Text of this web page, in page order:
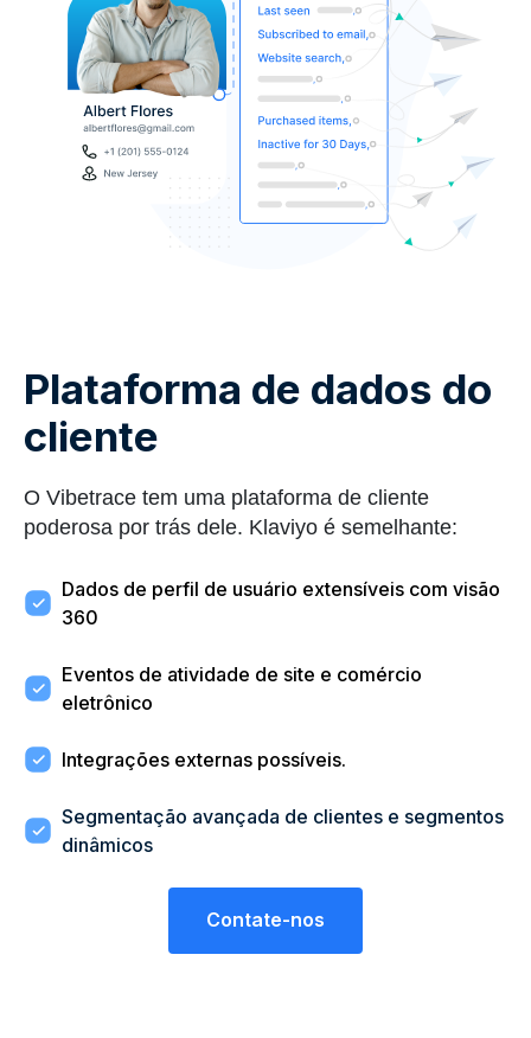
Plataforma de dados do
cliente
O Vibetrace tem uma plataforma de cliente
poderosa por trás dele. Klaviyo é semelhante:
Dados de perfil de usuário extensíveis com visão
360
Eventos de atividade de site e comércio
eletrônico
Integrações externas possíveis.
Segmentação avançada de clientes e segmentos
dinâmicos
Contate-nos